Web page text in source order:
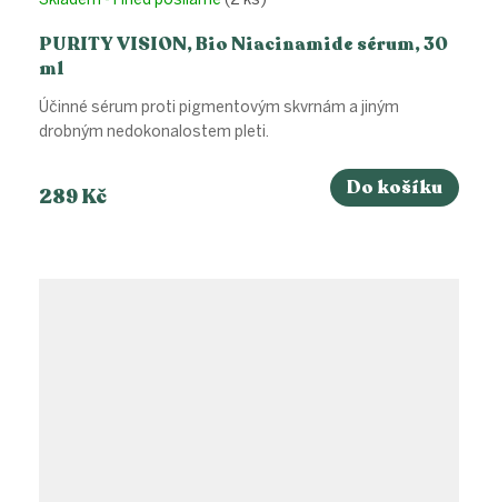
PURITY VISION, Bio Niacinamide sérum, 30
ml
289 Kč Do košíku
Účinné sérum proti pigmentovým skvrnám a jiným
drobným nedokonalostem pleti.